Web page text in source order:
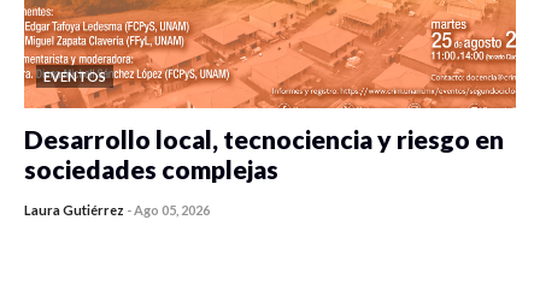
EVENTOS
Desarrollo local, tecnociencia y riesgo en
sociedades complejas
Laura Gutiérrez -Ago 05, 2026